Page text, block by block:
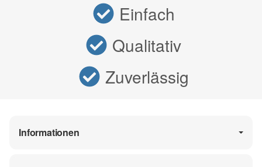
Einfach
Qualitativ
Zuverlässig
Informationen